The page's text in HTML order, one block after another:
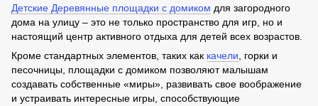
Детские Деревянные площадки с домиком для загородного
дома на улицу – это не только пространство для игр, но и
настоящий центр активного отдыха для детей всех возрастов.
Кроме стандартных элементов, таких как качели, горки и
песочницы, площадки с домиком позволяют малышам
создавать собственные «миры», развивать свое воображение
и устраивать интересные игры, способствующие